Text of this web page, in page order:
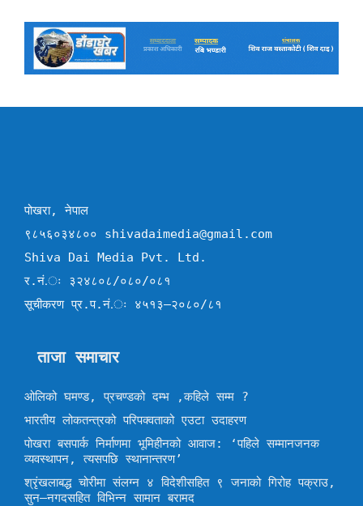
पोखरा, नेपाल
९८५६०३४८०० shivadaimedia@gmail.com
Shiva Dai Media Pvt. Ltd.
र.नं.ः ३२४८०८/०८०/०८१
सूचीकरण प्र.प.नं.ः ४५१३–२०८०/८१
ताजा समाचार
ओलिको घमण्ड, प्रचण्डको दम्भ ,कहिले सम्म ?
भारतीय लोकतन्त्रको परिपक्वताको एउटा उदाहरण
पोखरा बसपार्क निर्माणमा भूमिहीनको आवाज: ‘पहिले सम्मानजनक
व्यवस्थापन, त्यसपछि स्थानान्तरण’
श्रृंखलाबद्ध चोरीमा संलग्न ४ विदेशीसहित ९ जनाको गिरोह पक्राउ,
सुन–नगदसहित विभिन्न सामान बरामद